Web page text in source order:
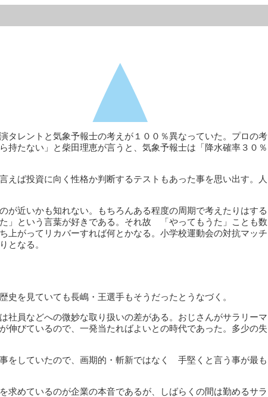
タレントと気象予報士の考えが１００％異なっていた。プロの考
持たない」と柴田理恵が言うと、気象予報士は「降水確率３０％
ば投資に向く性格か判断するテストもあった事を思い出す。人
が近いかも知れない。もちろんある程度の周期で考えたりはする
」という言葉が好きである。それ故 「やってもうた」ことも数
上がってリカバーすれば何とかなる。小学校運動会の対抗マッチ
となる。
を見ていても長嶋・王選手もそうだったとうなづく。
社員などへの微妙な取り扱いの差がある。おじさんがサラリーマ
びているので、一発当たればよいとの時代であった。多少の失
をしていたので、画期的・斬新ではなく 手堅くと言う事が最も
めているのが企業の本音であるが、しばらくの間は勤めるサラ